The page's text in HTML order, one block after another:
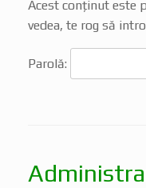
Acest conținut este
vedea, te rog să
Parolă: